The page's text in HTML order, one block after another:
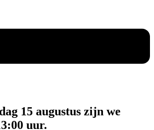
15 augustus zijn we
uur.